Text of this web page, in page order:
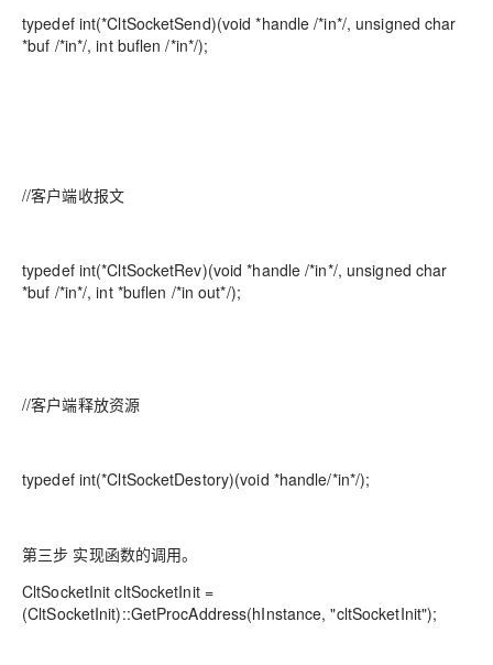
typedef int(*CltSocketSend)(void *handle /*in*/, unsigned char
*buf /*in*/, int buflen /*in*/);
//客户端收报文
typedef int(*CltSocketRev)(void *handle /*in*/, unsigned char
*buf /*in*/, int *buflen /*in out*/);
//客户端释放资源
typedef int(*CltSocketDestory)(void *handle/*in*/);
第三步 实现函数的调用。
CltSocketInit cltSocketInit =
(CltSocketInit)::GetProcAddress(hInstance, "cltSocketInit");